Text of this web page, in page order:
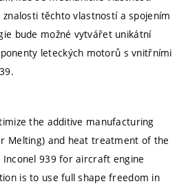
těchto vlastností a spojením
bude možné vytvářet unikátní
leteckých motorů s vnitřními
the additive manufacturing
Melting) and heat treatment of the
Inconel 939 for aircraft engine
is to use full shape freedom in